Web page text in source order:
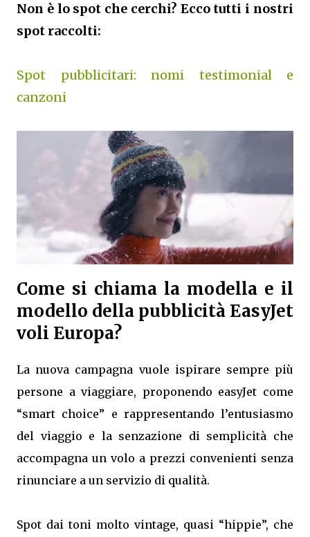
Non è lo spot che cerchi? Ecco tutti i nostri
spot raccolti:
Spot pubblicitari: nomi testimonial e
canzoni
Come si chiama la modella e il
modello della pubblicità EasyJet
voli Europa?
La nuova campagna vuole ispirare sempre più
persone a viaggiare, proponendo easyJet come
“smart choice” e rappresentando l’entusiasmo
del viaggio e la senzazione di semplicità che
accompagna un volo a prezzi convenienti senza
rinunciare a un servizio di qualità.
Spot dai toni molto vintage, quasi “hippie”, che